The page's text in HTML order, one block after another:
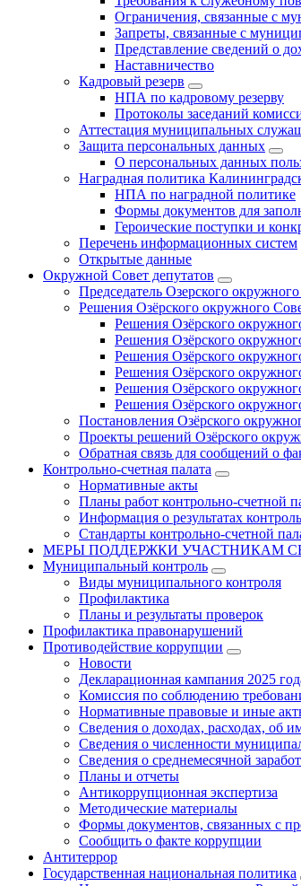
Ограничения, связанные с
Запреты, связанные с
Представление сведений о
Наставничество
Кадровый резерв
НПА по кадровому резерву
Протоколы заседаний
Аттестация муниципальных
Защита персональных данных
О персональных данных
Наградная политика
НПА по наградной политике
Формы документов для
Героические поступки и
Перечень информационных систем
Открытые данные
Окружной Совет депутатов
Председатель Озерского
Решения Озёрского окружного
Решения Озёрского
Решения Озёрского
Решения Озёрского
Решения Озёрского
Решения Озёрского
Решения Озёрского
Постановления Озёрского
Проекты решений Озёрского
Обратная связь для сообщений о
Контрольно-счетная палата
Нормативные акты
Планы работ контрольно-счетной
Информация о результатах
Стандарты контрольно-счетной
МЕРЫ ПОДДЕРЖКИ УЧАСТНИКАМ
Муниципальный контроль
Виды муниципального контроля
Профилактика
Планы и результаты проверок
Профилактика правонарушений
Противодействие коррупции
Новости
Декларационная кампания 2025
Комиссия по соблюдению
Нормативные правовые и иные
Сведения о доходах, расходах, об
Сведения о численности
Сведения о среднемесячной
Планы и отчеты
Антикоррупционная экспертиза
Методические материалы
Формы документов, связанных с
Сообщить о факте коррупции
Антитеррор
Государственная национальная политика